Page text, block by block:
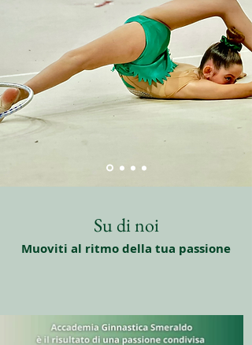
Su di noi
Muoviti al ritmo della tua passione